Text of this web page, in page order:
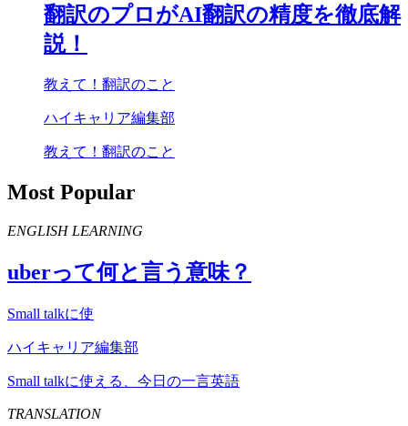
翻訳のプロがAI翻訳の精度を徹底解
説！
教えて！翻訳のこと
ハイキャリア編集部
教えて！翻訳のこと
Most Popular
ENGLISH LEARNING
uberって何と言う意味？
Small talkに使
ハイキャリア編集部
Small talkに使える、今日の一言英語
TRANSLATION